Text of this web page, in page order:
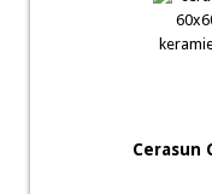
Cerasun